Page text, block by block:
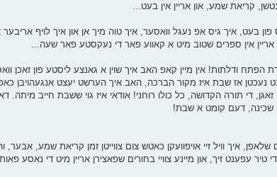
קריאת שמע, און אריין אין בעט...
איך געב א שפרינג ארויס פון בעט, איך גיס אפ נעגל וואסער, איך טוה מיך אן און איך לויף
אריין אין ספרים שטוב מיט א קאווע פאר די נעקסטע פאר שעה...
הפתח ודלתות! אין מיין קאפ האב איך שוין א גאנצע ליסטע פון זאכן
נעכטן אז שבת איז מקור הברכה, האב איך הערשט יעצט אנגעהויבן
די תורה הקדושה, כל כולו רוחני! אודאי איז גוי ששבת חייב מיתה.
שכינה, דעם קומט א שבת!
איך וויל זיי אויפוועקן כאטש צום צווייטן זמן קריאת שמע, אבער,
עפענט זיך, און מיינע צוויי בחורים שפאצירן אריין מיט די נאסע